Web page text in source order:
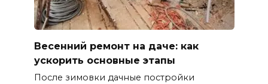
Весенний ремонт на даче: как
ускорить основные этапы
После зимовки дачные постройки